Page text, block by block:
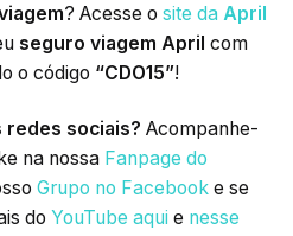
? Acesse o site da April
seguro viagem April com
o código “CDO15”!
redes sociais? Acompanhe-
na nossa Fanpage do
Grupo no Facebook e se
do YouTube aqui e nesse